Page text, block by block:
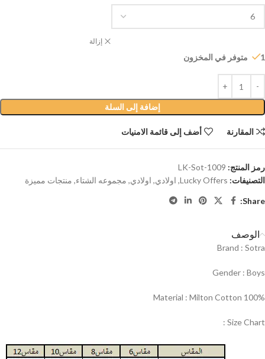
إزالة
1 متوفر في المخزون
إضافة إلى السلة
المقارنة أضف إلى قائمة الامنيات
رمز المنتج: LK-Sot-1009
التصنيفات: Lucky Offers
, اولادي, اولادي, مجموعه الشتاء, منتجات مميزة
Share:
الوصف
Brand : Sotra
Gender : Boys
Material : Milton Cotton 100%
Size Chart :